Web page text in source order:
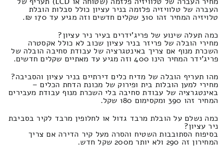
העברה של טלוויזיה פלזמה בניר עציון כולל סבלות הובלת
טלויזיה המחיר זהו 310 שקלים חדשים וזה מגיע עד 170 ₪.
כמה תעלה שינוע של פריג'ידרים בעיר ניר עציון?
מחירי הובלה של פריזר בניר עציון שכוב לא כולל אקסטרה
השכרת מנוף אם צריך באינטגרציה של עבודת סחיבה הובלה של
פריג'ידר המחיר הינו 400 וזה מגיע עד מאתיים שקלים חדשים.
מהו תעריף הובלה של מדיח כלים דירתיים בניר עציון והסביבה?
מחירי למען הובלות בית ופירוק של מכונת הדחת הכלים –
באינטגרציה של עבודת סחיבה בלי השכרת מנוף עבודת מעבירים
המחיר זהו 390 ומקסימום 180 שקל.
כמה נשלם על הובלת מרבד גדול או לחלופין מרבד לקיר בסביבת
ניר עציון?
בסיפוח הסתובבות השטיח והסרה מעל קיר הדירה אם צריך
המחירון זה 290 ולא יותר מ200 שקל חדש.